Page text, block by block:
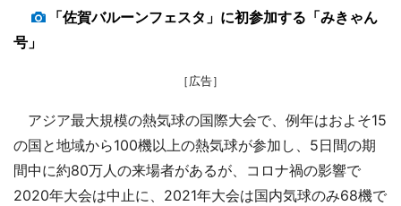
「佐賀バルーンフェスタ」に初参加する「みきゃん
号」
［広告］
アジア最大規模の熱気球の国際大会で、例年はおよそ15
の国と地域から100機以上の熱気球が参加し、5日間の期
間中に約80万人の来場者があるが、コロナ禍の影響で
2020年大会は中止に、2021年大会は国内気球のみ68機で